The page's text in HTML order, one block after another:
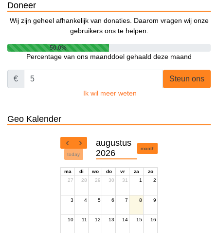
Doneer
Wij zijn geheel afhankelijk van donaties. Daarom vragen wij onze
gebruikers ons te helpen.
50.0%
Percentage van ons maanddoel gehaald deze maand
€ Steun ons
Ik wil meer weten
Geo Kalender
today
augustus
2026
month
ma di wo do vr za
zo
27
28 29 30 31 1 2
3 4 5 6 7 8 9
10 11 12 13 14 15 16